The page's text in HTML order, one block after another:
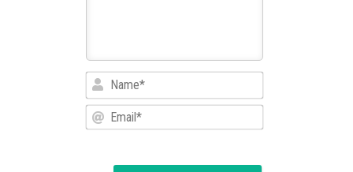
Name*
Email*